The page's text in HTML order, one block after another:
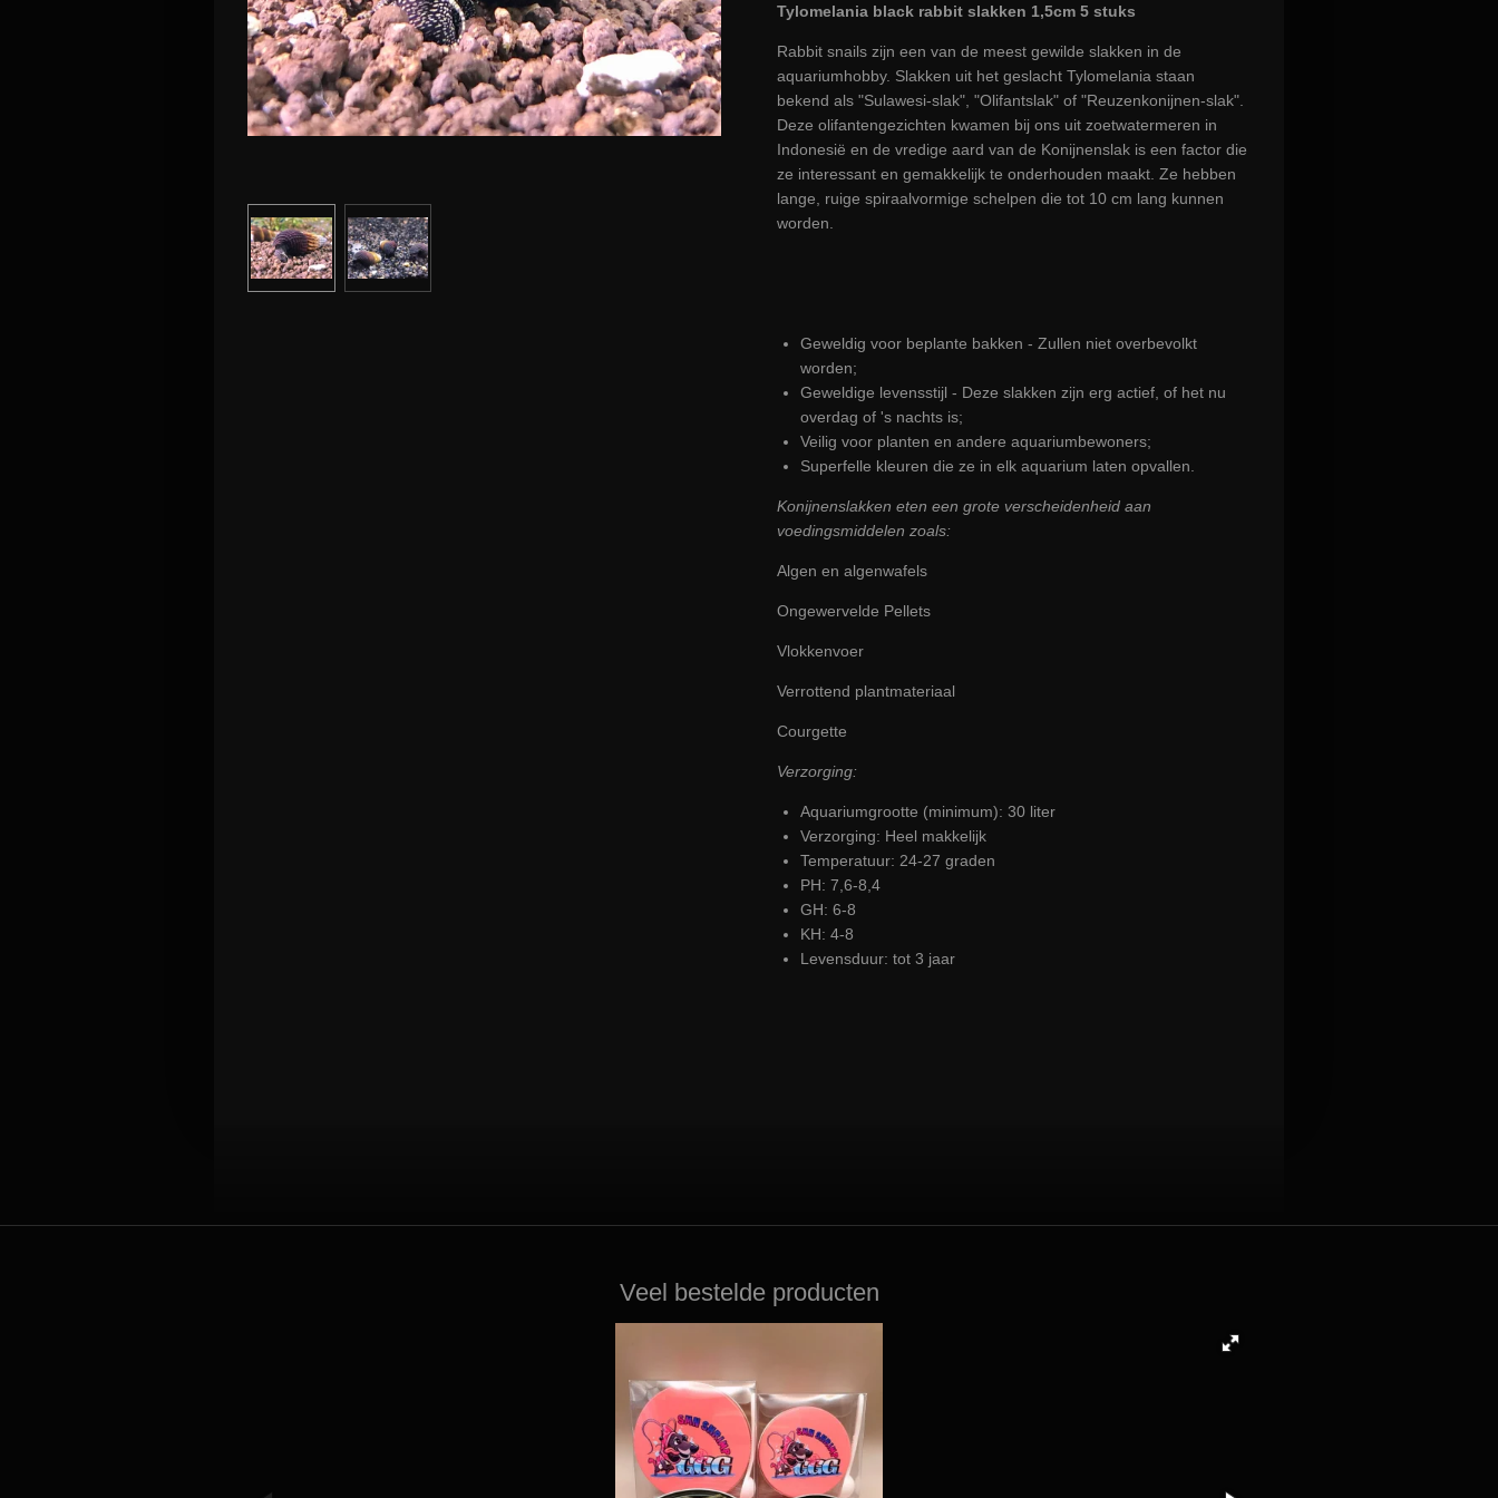
Tylomelania black rabbit slakken 1,5cm 5 stuks
Rabbit snails zijn een van de meest gewilde slakken in de
aquariumhobby. Slakken uit het geslacht Tylomelania staan
bekend als "Sulawesi-slak", "Olifantslak" of "Reuzenkonijnen-slak".
Deze olifantengezichten kwamen bij ons uit zoetwatermeren in
Indonesië en de vredige aard van de Konijnenslak is een factor die
ze interessant en gemakkelijk te onderhouden maakt. Ze hebben
lange, ruige spiraalvormige schelpen die tot 10 cm lang kunnen
worden.
Geweldig voor beplante bakken - Zullen niet overbevolkt
worden;
Geweldige levensstijl - Deze slakken zijn erg actief, of het nu
overdag of 's nachts is;
Veilig voor planten en andere aquariumbewoners;
Superfelle kleuren die ze in elk aquarium laten opvallen.
Konijnenslakken eten een grote verscheidenheid aan
voedingsmiddelen zoals:
Algen en algenwafels
Ongewervelde Pellets
Vlokkenvoer
Verrottend plantmateriaal
Courgette
Verzorging:
Aquariumgrootte (minimum): 30 liter
Verzorging: Heel makkelijk
Temperatuur: 24-27 graden
PH: 7,6-8,4
GH: 6-8
KH: 4-8
Levensduur: tot 3 jaar
Veel bestelde producten